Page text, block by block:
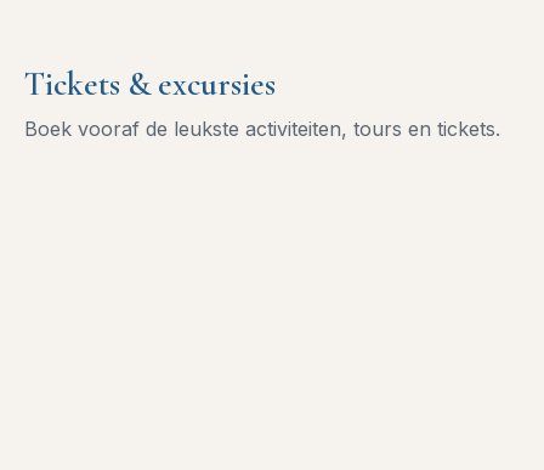
Tickets & excursies
Boek vooraf de leukste activiteiten, tours en tickets.